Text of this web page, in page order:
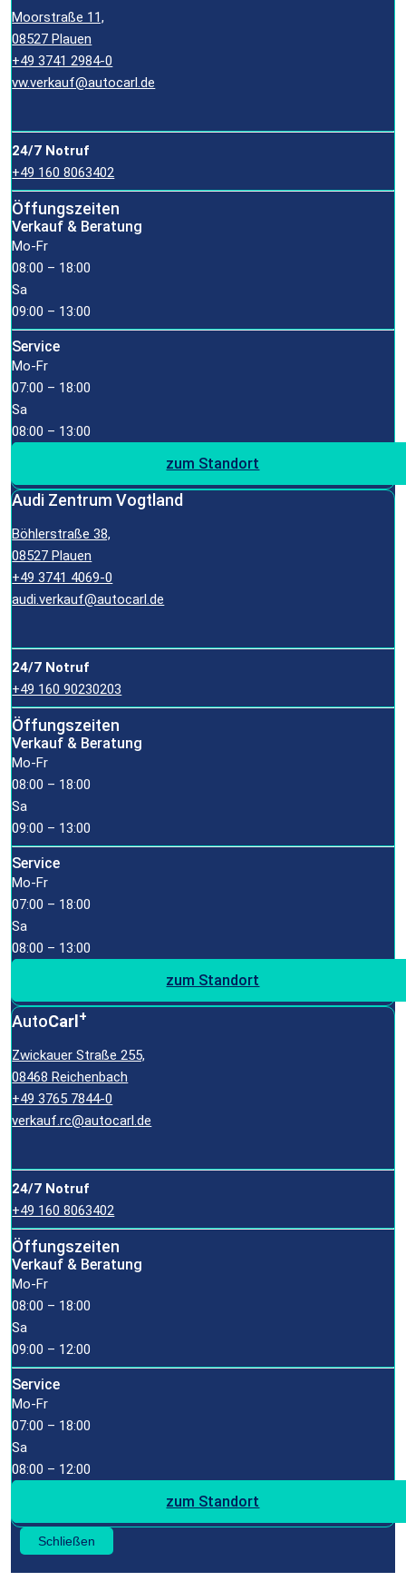
Moorstraße 11,
08527 Plauen
+49 3741 2984-0
vw.verkauf@autocarl.de
24/7 Notruf
+49 160 8063402
Öffungszeiten
Verkauf & Beratung
Mo-Fr
08:00 – 18:00
Sa
09:00 – 13:00
Service
Mo-Fr
07:00 – 18:00
Sa
08:00 – 13:00
zum Standort
Audi Zentrum Vogtland
Böhlerstraße 38,
08527 Plauen
+49 3741 4069-0
audi.verkauf@autocarl.de
24/7 Notruf
+49 160 90230203
Öffungszeiten
Verkauf & Beratung
Mo-Fr
08:00 – 18:00
Sa
09:00 – 13:00
Service
Mo-Fr
07:00 – 18:00
Sa
08:00 – 13:00
zum Standort
AutoCarl +
Zwickauer Straße 255,
08468 Reichenbach
+49 3765 7844-0
verkauf.rc@autocarl.de
24/7 Notruf
+49 160 8063402
Öffungszeiten
Verkauf & Beratung
Mo-Fr
08:00 – 18:00
Sa
09:00 – 12:00
Service
Mo-Fr
07:00 – 18:00
Sa
08:00 – 12:00
zum Standort
Schließen